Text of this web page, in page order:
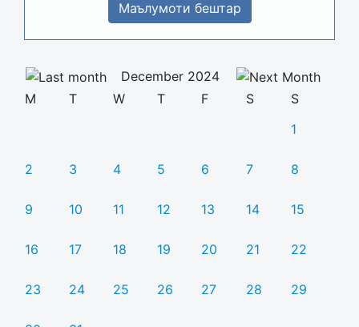
Маълумоти бештар
December 2024
M
T W T F S
S
1
2 3 4 5 6 7 8
9 10 11 12 13 14 15
16 17 18 19 20 21 22
23 24 25 26 27 28 29